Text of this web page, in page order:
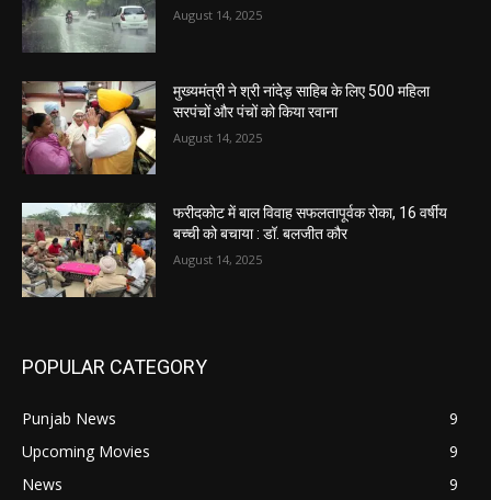
August 14, 2025
मुख्यमंत्री ने श्री नांदेड़ साहिब के लिए 500 महिला
सरपंचों और पंचों को किया रवाना
August 14, 2025
फरीदकोट में बाल विवाह सफलतापूर्वक रोका, 16 वर्षीय
बच्ची को बचाया : डॉ. बलजीत कौर
August 14, 2025
POPULAR CATEGORY
Punjab News
9
Upcoming Movies
9
News
9